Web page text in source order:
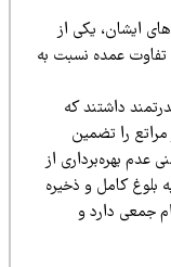
یکی از
عمده نسبت به
داشتند که
را تضمین
از
و ذخیره
دارد و